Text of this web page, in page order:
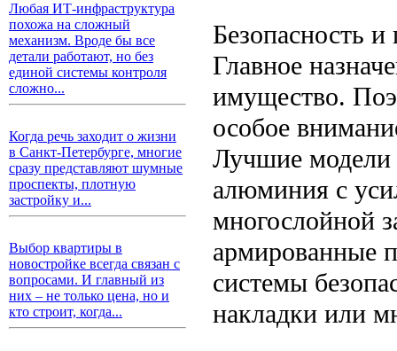
Любая ИТ-инфраструктура
похожа на сложный
механизм. Вроде бы все
детали работают, но без
единой системы контроля
сложно...
Когда речь заходит о жизни
в Санкт-Петербурге, многие
сразу представляют шумные
проспекты, плотную
застройку и...
Выбор квартиры в
новостройке всегда связан с
вопросами. И главный из
них – не только цена, но и
кто строит, когда...
Безопасность и
Главное
имущество.
особое
Лучшие модели
алюминия с
многослойной
армированные
системы
накладки или